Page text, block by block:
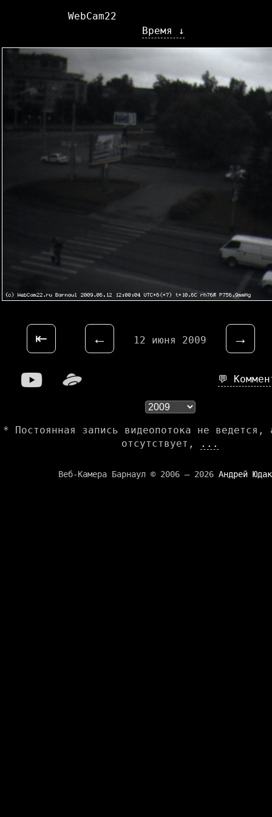
Время ↓
WebCam22
⇤ ← 12 июня 2009 →
💬
* Постоянная запись видеопотока не ведется,
отсутствует,
...
Веб-Камера Барнаул © 2006 — 2026 Андрей